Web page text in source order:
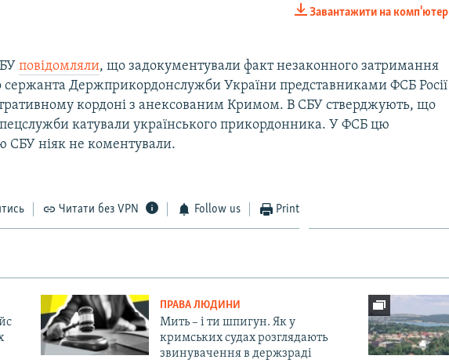
Auto 270p 360p 404p
1080p
Завантажити на комп'ютер
повідомляли, що задокументували факт незаконного затримання
Держприкордонслужби України представниками ФСБ Росії
кордоні з анексованим Кримом. В СБУ стверджують, що
катували українського прикордонника. У ФСБ цю
СБУ ніяк не коментували.
Читати без VPN Follow us Print
ПРАВА ЛЮДИНИ
Мить – і ти шпигун. Як у
кримських судах розглядають
звинувачення в держзраді